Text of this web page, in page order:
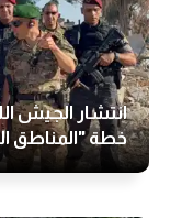
انتشار الجيش
خطة "المناطق